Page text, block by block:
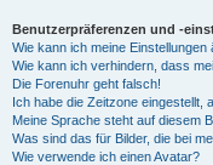
Benutzerpräferenzen und -
Wie kann ich meine Einstellungen
Wie kann ich verhindern, dass
Die Forenuhr geht falsch!
Ich habe die Zeitzone eingestellt,
Meine Sprache steht auf diesem
Was sind das für Bilder, die bei
Wie verwende ich einen Avatar?